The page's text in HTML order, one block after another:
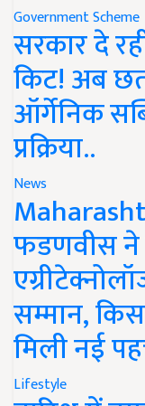
Government Scheme
सरकार दे
किट! अब
ऑर्गेनिक
प्रक्रिया..
News
फडणवीस ने
सम्मान,
मिली नई
Lifestyle